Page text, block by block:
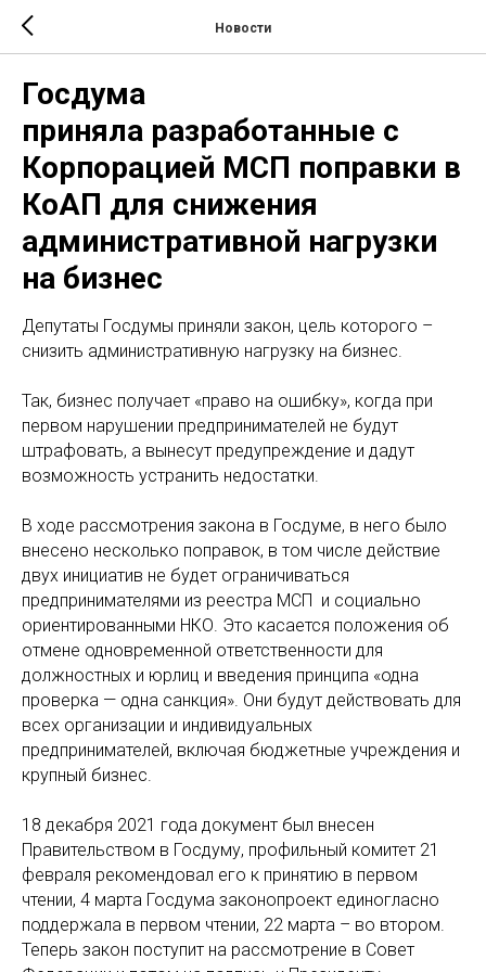
Новости
Госдума
приняла разработанные с
Корпорацией МСП поправки в
КоАП для снижения
административной нагрузки
на бизнес
Депутаты Госдумы приняли закон, цель которого –
снизить административную нагрузку на бизнес.
Так, бизнес получает «право на ошибку», когда при
первом нарушении предпринимателей не будут
штрафовать, а вынесут предупреждение и дадут
возможность устранить недостатки.
В ходе рассмотрения закона в Госдуме, в него было
внесено несколько поправок, в том числе действие
двух инициатив не будет ограничиваться
предпринимателями из реестра МСП и социально
ориентированными НКО. Это касается положения об
отмене одновременной ответственности для
должностных и юрлиц и введения принципа «одна
проверка — одна санкция». Они будут действовать для
всех организации и индивидуальных
предпринимателей, включая бюджетные учреждения и
крупный бизнес.
18 декабря 2021 года документ был внесен
Правительством в Госдуму, профильный комитет 21
февраля рекомендовал его к принятию в первом
чтении, 4 марта Госдума законопроект единогласно
поддержала в первом чтении, 22 марта – во втором.
Теперь закон поступит на рассмотрение в Совет